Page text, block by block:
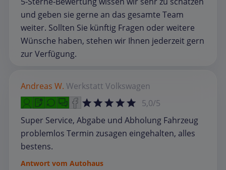
und geben sie gerne an das gesamte Team
weiter. Sollten Sie künftig Fragen oder weitere
Wünsche haben, stehen wir Ihnen jederzeit gern
zur Verfügung.
Andreas W. Werkstatt Volkswagen
5,0/5
Super Service, Abgabe und Abholung Fahrzeug
problemlos Termin zusagen eingehalten, alles
bestens.
Antwort vom Autohaus